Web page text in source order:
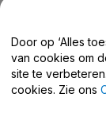
Door op ‘Alles
van cookies om
site te
cookies. Zie ons